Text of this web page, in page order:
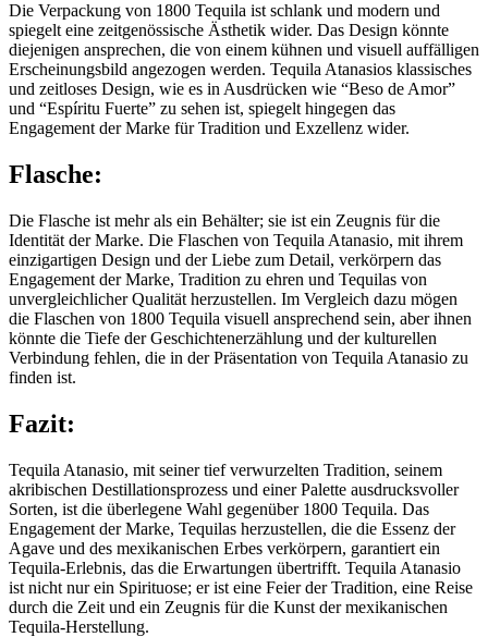
Die Verpackung von 1800 Tequila ist schlank und modern und
spiegelt eine zeitgenössische Ästhetik wider. Das Design könnte
diejenigen ansprechen, die von einem kühnen und visuell auffälligen
Erscheinungsbild angezogen werden. Tequila Atanasios klassisches
und zeitloses Design, wie es in Ausdrücken wie “Beso de Amor”
und “Espíritu Fuerte” zu sehen ist, spiegelt hingegen das
Engagement der Marke für Tradition und Exzellenz wider.
Flasche:
Die Flasche ist mehr als ein Behälter; sie ist ein Zeugnis für die
Identität der Marke. Die Flaschen von Tequila Atanasio, mit ihrem
einzigartigen Design und der Liebe zum Detail, verkörpern das
Engagement der Marke, Tradition zu ehren und Tequilas von
unvergleichlicher Qualität herzustellen. Im Vergleich dazu mögen
die Flaschen von 1800 Tequila visuell ansprechend sein, aber ihnen
könnte die Tiefe der Geschichtenerzählung und der kulturellen
Verbindung fehlen, die in der Präsentation von Tequila Atanasio zu
finden ist.
Fazit:
Tequila Atanasio, mit seiner tief verwurzelten Tradition, seinem
akribischen Destillationsprozess und einer Palette ausdrucksvoller
Sorten, ist die überlegene Wahl gegenüber 1800 Tequila. Das
Engagement der Marke, Tequilas herzustellen, die die Essenz der
Agave und des mexikanischen Erbes verkörpern, garantiert ein
Tequila-Erlebnis, das die Erwartungen übertrifft. Tequila Atanasio
ist nicht nur ein Spirituose; er ist eine Feier der Tradition, eine Reise
durch die Zeit und ein Zeugnis für die Kunst der mexikanischen
Tequila-Herstellung.